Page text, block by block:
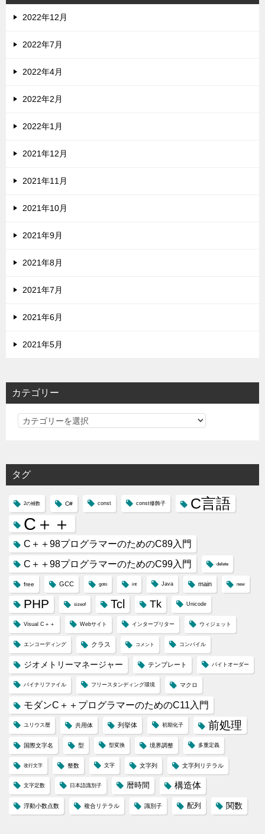
2022年12月
2022年7月
2022年4月
2022年2月
2022年1月
2021年12月
2021年11月
2021年10月
2021年9月
2021年8月
2021年7月
2021年6月
2021年5月
カテゴリー
カ
リ
ー
タグ
2の補数 C# const const修飾子 C言語
C＋＋
C＋＋98プログラマーのためのC89入門
C＋＋98プログラマーのためのC99入門
delete
free GCC goto int Java main new
PHP sizeof Tcl Tk Unicode
Visual C＋＋ Webサイト インタープリター ウィジェット
エンコーディング クラス コメント コンパイル
ジオメトリーマネージャー テンプレート バイトオーダー
バイナリファイル フリースタンディング環境 マクロ
モダンC＋＋プログラマーのためのC11入門
ユリウス暦 共用体 列挙体 初期化子 前処理
国際文字名 型 型変換 境界調整 多重定義
改行文字 整数 文字 文字列 文字列リテラル
文字定数 日本語識別子 暦時間 構造体
浮動小数点数 複合リテラル 識別子 配列 関数